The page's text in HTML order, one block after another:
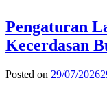
Pengaturan
Kecerdasan
Posted on 29/07/2026